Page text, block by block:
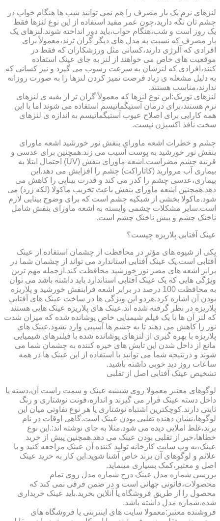
لنزهای نرم یک بار مصرف را هم نمی توانید شب ها هنگام خواب در
چشم تان نگه دارید،چون عمر مفید استفاده از این نوع لنزها فقط
یک روز است و شب،هنگام خواب،باید دور انداخته شوند.لنزهای یک
بار مصرف که نسبت به مدل های دیگر گران ترند،معمولاً برای
افرادی که آلرژی دارند،کسانی مثل ورزشکاران که فقط در
موقعیت های خاص می خواهند از لنز به جای عینک استفاده
کنند،افرادی که لنزشان به سرعت رسوب می گیرد و نیز کسانی که
به دلیل مشغله ی زیاد فرصت تمیز کردن لنزها را به صورت روزانه
ندارند،مناسب هستند.
لنزهای توریک:این نوع لنزها که معمولاً گران تر از بقیه ی لنزهای
نرم هستند،برای درمان آستیگماتیسم استفاده می شوند اما با این
همه کارایی برای اصلاح عیوب آستیگماتیسم به اندازه ی لنزهای
سخت نافذ اکسیژن نیست.
چشم و خطرات اشعه ماورای بنفش نور خورشید اشعه ماورای
بنفش نور خورشید به پوست آسیب می زند.همچنین برای عدسی و
قرنیه چشم مضراست.اشعه ماورای بنفش (UV) احتمال ابتلا به
بیماری آب مروارید (کاتاراکت) چشم را افزایش می دهد.این
بیماری،عدسی چشم را کدر می کند و قدرت بینایی را کاهش می
دهد.همچنین اشعه ماورای بنفش باعث تخریب ماکولا (لکه زرد) می
شود.ماکولا بخشی از شبکیه چشم است که برای وضوح بینایی لازم
است.سایر مشکلات چشمی وابسته به اشعه ماورای بنفش شامل
ناخنک چشم و پیش ناخنک چشم است.
عینک آفتابی پلاریزه چیست؟
یکی از شیوه های مؤثر در محافظت از چشمان استفاده از عینک
آفتابی است.یک عینک آفتابی استاندارد می تواند از چشمان شما در
برابر اشعه های مضر نور خورشید محافظت کند.ازجمله مهم ترین
ویژگی هایی که یک عینک آفتابی استاندارد باید داشته باشد می توان
به محافظت 100 درصد در برابر اشعه فرابنفش خورشید و پلاریزه
بودن آن اشاره کرد.هردو این ویژگی ها در ساخت عینک های آفتابی
پلاریزه در نظر گرفته شده اند.عینک های پلاریزه عینک هایی هستند
که لنز آن ها با یک فیلم شیمیایی خاص پوشانده شده که میزان شدت
نور را کاهش می دهند تا به چشم ها آسیبی وارد نشود.عینک های
پلاریزه با بهره گیری از لنزهای پوشانده شده با فیلترهای شیمیایی
مانع از داخل شدن این تابش های خیره کننده به چشمان شما می
شوند و درنتیجه شما می توانید با استفاده از این عینک ها در همه
ساعات روز دید خوبی داشته باشید.
تشخیص عینک آفتابی اصل از تقلبی
لوگوهای معتبر معمولا روی شیشه عینک و سمت راست آن،دسته یا
داخل دسته عینک قرار می گیرند و اندازه،فونت نوشتاری و رنگ
ثابتی دارند.کوچکترین اشتباه نوشتاری یا هر نوع تفاوتی میان این
لوگوها،نشان دهنده تقلبی بودن عینک است.گاهی اوقات در نام
برند،غلط املایی دیده می شود.مثلا به جای نوشته اند:.این نوع
خطاها،خبر از تقلبی بودن عینک می دهد.همچنین پیش از خرید
عینک،به وب سایت کارخانه تولید کننده آن عینک مراجعه کنید و با
علائم و لوگوهای آن برند خاص آشنا شوید.این کار به خرید عینک
اصل و معتبر،کمک بسیاری مینماید.
بررسی شماره مدل عینک درج شماره مدل روی تمام
محصولات،قانونی جهانی است و در ضمن فرقی نمی کند که
محصول را از طریق فروشگاه یا آنلاین بخرید.باید عینک خریداری
شده،شماره مدل داشته باشد.
فروشنده معتبر:معمولا سایت های اینترنتی یا فروشگاه های